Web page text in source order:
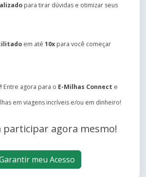
para tirar dúvidas e otimizar seus
em até 10x para você começar
Entre agora para o E-Milhas Connect e
em viagens incríveis e/ou em dinheiro!
participar agora mesmo!
meu Acesso